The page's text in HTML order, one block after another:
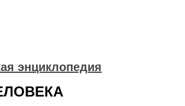
энциклопедия